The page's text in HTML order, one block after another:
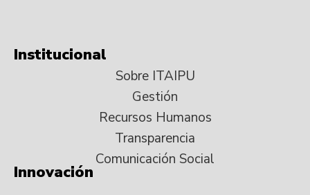
Institucional
Sobre ITAIPU
Gestión
Recursos Humanos
Transparencia
Comunicación Social
Innovación